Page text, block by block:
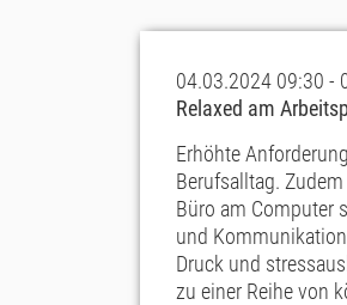
04.03.2024 09:30 -
Relaxed am
Erhöhte
Berufsalltag.
Büro am Computer
und
Druck und
zu einer Reihe von